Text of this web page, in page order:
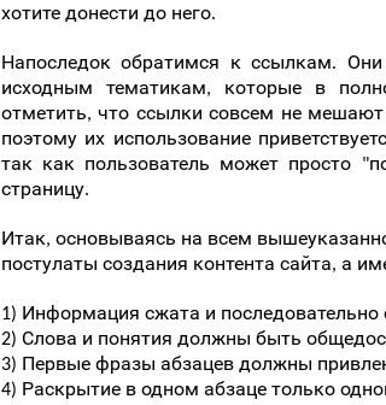
хотите донести до него.
Напоследок обратимся к ссылкам.
исходным тематикам, которые в
отметить, что ссылки совсем не
поэтому их использование
так как пользователь может просто
страницу.
Итак, основываясь на всем
постулаты создания контента сайта, а
1) Информация сжата и последовательно
2) Слова и понятия должны быть
3) Первые фразы абзацев должны
4) Раскрытие в одном абзаце только